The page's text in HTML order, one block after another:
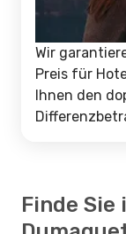
Wir
Preis für
Ihnen den
Finde